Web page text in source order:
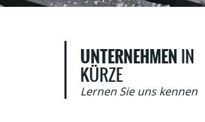
UNTERNEHMENIN
KÜRZE
Lernen Sie uns kennen